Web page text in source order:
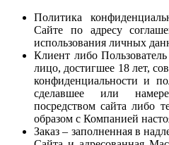
Политика
Сайте по адресу
использования личных
Клиент либо
лицо, достигшее 18 лет,
конфиденциальности и
сделавшее или
посредством сайта либо
образом с Компанией
Заказ – заполненная в